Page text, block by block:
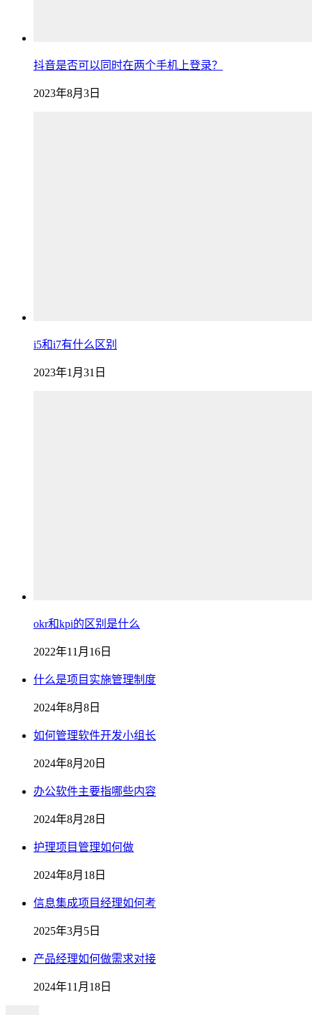
抖音是否可以同时在两个手机上登录？
2023年8月3日
i5和i7有什么区别
2023年1月31日
okr和kpi的区别是什么
2022年11月16日
什么是项目实施管理制度
2024年8月8日
如何管理软件开发小组长
2024年8月20日
办公软件主要指哪些内容
2024年8月28日
护理项目管理如何做
2024年8月18日
信息集成项目经理如何考
2025年3月5日
产品经理如何做需求对接
2024年11月18日